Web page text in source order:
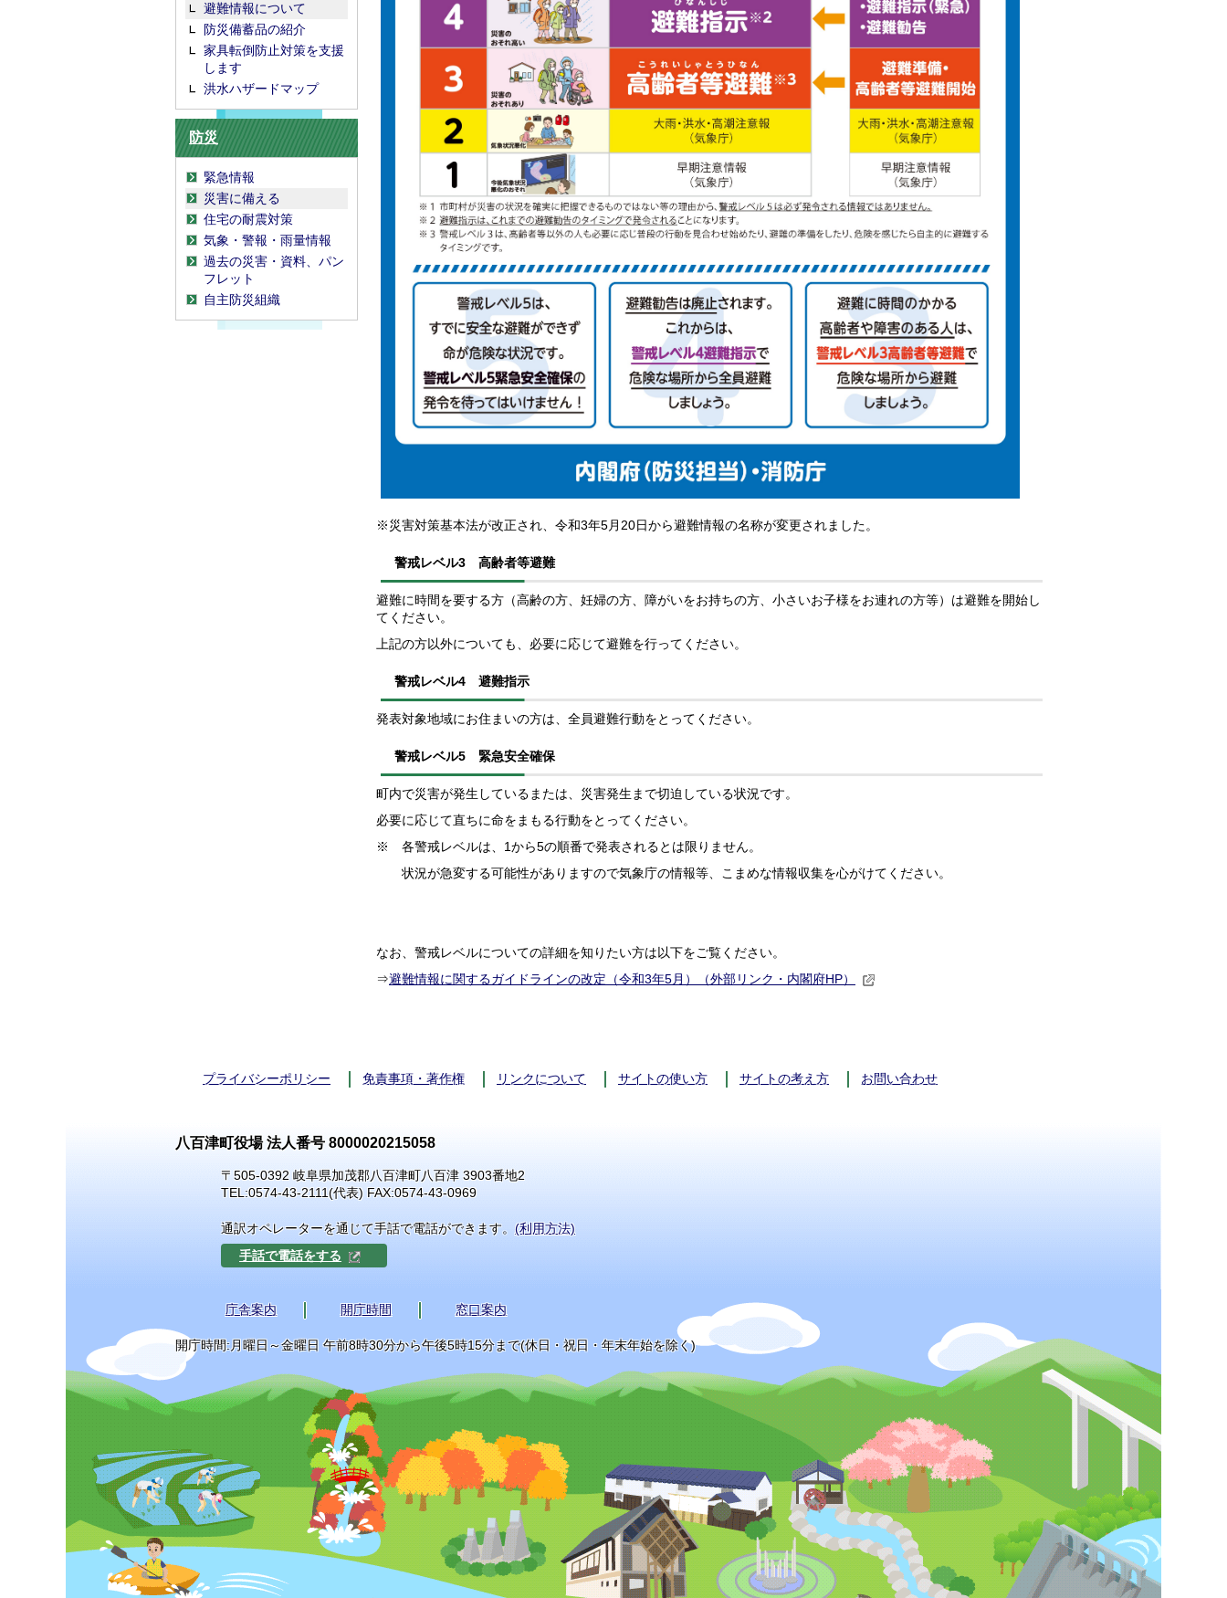
避難情報について
防災備蓄品の紹介
家具転倒防止対策を支援
します
洪水ハザードマップ
防災
緊急情報
災害に備える
住宅の耐震対策
気象・警報・雨量情報
過去の災害・資料、パン
フレット
自主防災組織
※災害対策基本法が改正され、令和3年5月20日から避難情報の名称が変更されました。
警戒レベル3 高齢者等避難
避難に時間を要する方（高齢の方、妊婦の方、障がいをお持ちの方、小さいお子様をお連れの方等）は避難を開始し
てください。
上記の方以外についても、必要に応じて避難を行ってください。
警戒レベル4 避難指示
発表対象地域にお住まいの方は、全員避難行動をとってください。
警戒レベル5 緊急安全確保
町内で災害が発生しているまたは、災害発生まで切迫している状況です。
必要に応じて直ちに命をまもる行動をとってください。
※ 各警戒レベルは、1から5の順番で発表されるとは限りません。
状況が急変する可能性がありますので気象庁の情報等、こまめな情報収集を心がけてください。
なお、警戒レベルについての詳細を知りたい方は以下をご覧ください。
⇒避難情報に関するガイドラインの改定（令和3年5月）（外部リンク・内閣府HP）
プライバシーポリシー 免責事項・著作権 リンクについて サイトの使い方 サイトの考え方 お問い合わせ
八百津町役場 法人番号 8000020215058
〒505-0392 岐阜県加茂郡八百津町八百津 3903番地2
TEL:0574-43-2111(代表) FAX:0574-43-0969
通訳オペレーターを通じて手話で電話ができます。 (利用方法)
手話で電話をする
庁舎案内 開庁時間 窓口案内
開庁時間:月曜日～金曜日 午前8時30分から午後5時15分まで(休日・祝日・年末年始を除く)